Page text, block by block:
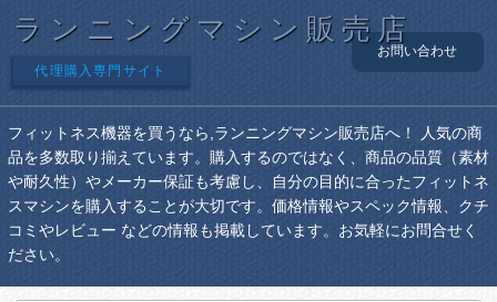
ランニングマシン販売店
代理購入専門サイト
お問い合わせ
フィットネス機器を買うなら,ランニングマシン販売店へ！ 人気の商
品を多数取り揃えています。購入するのではなく、商品の品質（素材
や耐久性）やメーカー保証も考慮し、自分の目的に合ったフィットネ
スマシンを購入することが大切です。価格情報やスペック情報、クチ
コミやレビュー などの情報も掲載しています。お気軽にお問合せく
ださい。